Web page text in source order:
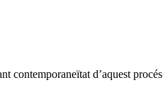
contemporaneïtat d’aquest